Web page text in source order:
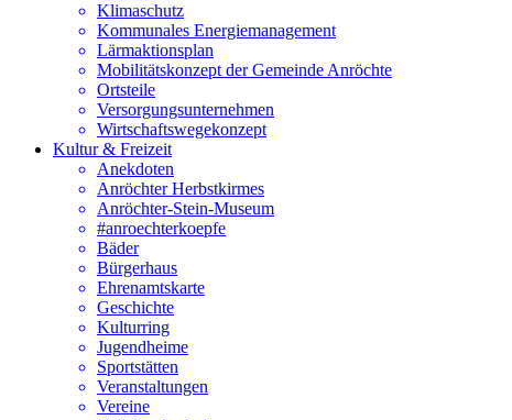
Klimaschutz
Kommunales Energiemanagement
Lärmaktionsplan
Mobilitätskonzept der Gemeinde Anröchte
Ortsteile
Versorgungsunternehmen
Wirtschaftswegekonzept
Kultur & Freizeit
Anekdoten
Anröchter Herbstkirmes
Anröchter-Stein-Museum
#anroechterkoepfe
Bäder
Bürgerhaus
Ehrenamtskarte
Geschichte
Kulturring
Jugendheime
Sportstätten
Veranstaltungen
Vereine